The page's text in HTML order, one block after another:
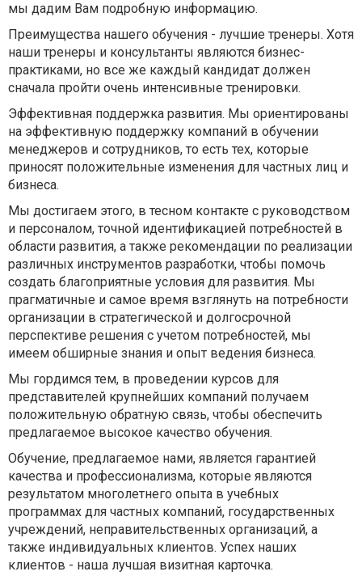
мы дадим Вам подробную информацию.
Преимущества нашего обучения - лучшие тренеры. Хотя
наши тренеры и консультанты являются бизнес-
практиками, но все же каждый кандидат должен
сначала пройти очень интенсивные тренировки.
Эффективная поддержка развития. Мы ориентированы
на эффективную поддержку компаний в обучении
менеджеров и сотрудников, то есть тех, которые
приносят положительные изменения для частных лиц и
бизнеса.
Мы достигаем этого, в тесном контакте с руководством
и персоналом, точной идентификацией потребностей в
области развития, а также рекомендации по реализации
различных инструментов разработки, чтобы помочь
создать благоприятные условия для развития. Мы
прагматичные и самое время взглянуть на потребности
организации в стратегической и долгосрочной
перспективе решения с учетом потребностей, мы
имеем обширные знания и опыт ведения бизнеса.
Мы гордимся тем, в проведении курсов для
представителей крупнейших компаний получаем
положительную обратную связь, чтобы обеспечить
предлагаемое высокое качество обучения.
Обучение, предлагаемое нами, является гарантией
качества и профессионализма, которые являются
результатом многолетнего опыта в учебных
программах для частных компаний, государственных
учреждений, неправительственных организаций, а
также индивидуальных клиентов. Успех наших
клиентов - наша лучшая визитная карточка.